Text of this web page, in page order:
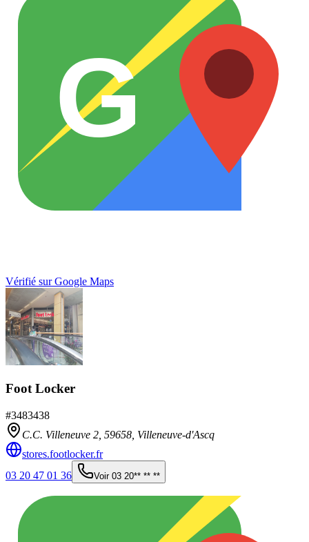
G
Vérifié sur Google Maps
Foot Locker
#3483438
C.C. Villeneuve 2, 59658 Villeneuve-d'Ascq
stores.footlocker.fr
03 20 47 01 36
Voir 03 20** ** **